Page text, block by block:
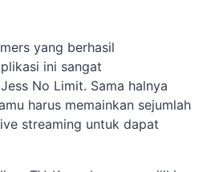
yang berhasil
ini sangat
No Limit. Sama halnya
harus memainkan sejumlah
streaming untuk dapat